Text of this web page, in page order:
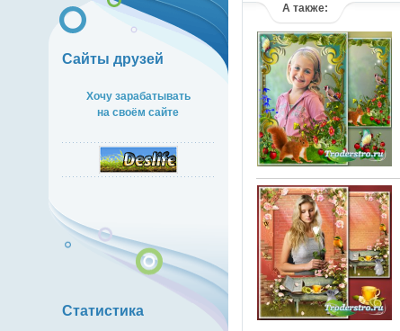
Сайты друзей
Хочу зарабатывать
на своём сайте
Статистика
А также: